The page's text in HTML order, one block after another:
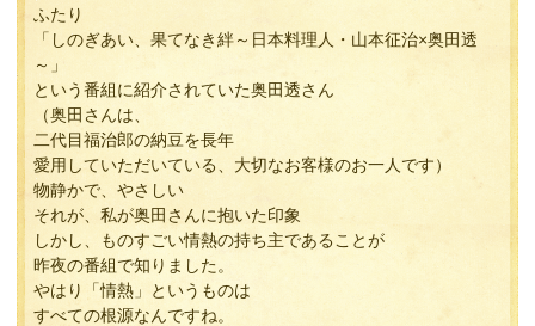
ふたり
「しのぎあい、果てなき絆～日本料理人・山本征治×奥田透
～」
という番組に紹介されていた奥田透さん
（奥田さんは、
二代目福治郎の納豆を長年
愛用していただいている、大切なお客様のお一人です）
物静かで、やさしい
それが、私が奥田さんに抱いた印象
しかし、ものすごい情熱の持ち主であることが
昨夜の番組で知りました。
やはり「情熱」というものは
すべての根源なんですね。